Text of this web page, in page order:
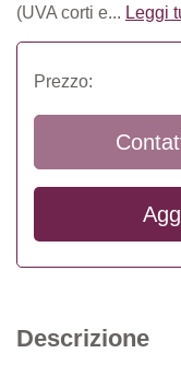
(UVA corti e... Leggi
Prezzo:
Descrizione